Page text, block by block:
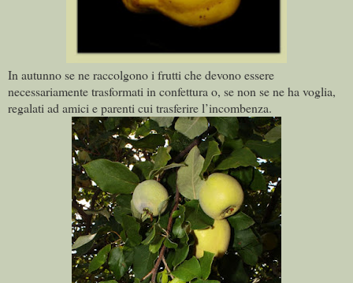
In autunno se ne raccolgono i frutti che devono essere
necessariamente trasformati in confettura o, se non se ne ha voglia,
regalati ad amici e parenti cui trasferire l’incombenza.